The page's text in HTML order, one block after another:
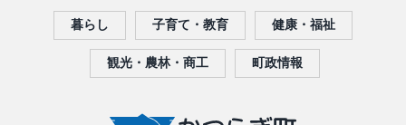
暮らし 子育て・教育 健康・福祉
観光・農林・商工 町政情報